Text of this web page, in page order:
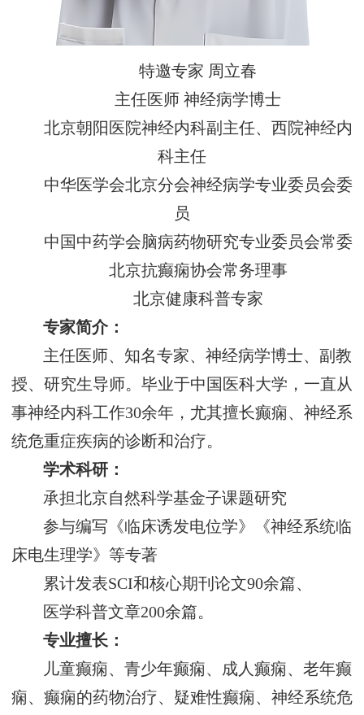
特邀专家 周立春
主任医师 神经病学博士
北京朝阳医院神经内科副主任、西院神经内
科主任
中华医学会北京分会神经病学专业委员会委
员
中国中药学会脑病药物研究专业委员会常委
北京抗癫痫协会常务理事
北京健康科普专家
专家简介：
主任医师、知名专家、神经病学博士、副教
授、研究生导师。毕业于中国医科大学，一直从
事神经内科工作30余年，尤其擅长癫痫、神经系
统危重症疾病的诊断和治疗。
学术科研：
承担北京自然科学基金子课题研究
参与编写《临床诱发电位学》《神经系统临
床电生理学》等专著
累计发表SCI和核心期刊论文90余篇、
医学科普文章200余篇。
专业擅长：
儿童癫痫、青少年癫痫、成人癫痫、老年癫
痫、癫痫的药物治疗、疑难性癫痫、神经系统危